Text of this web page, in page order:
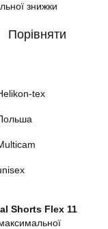
знижки
Порівняти
tex
Shorts Flex 11